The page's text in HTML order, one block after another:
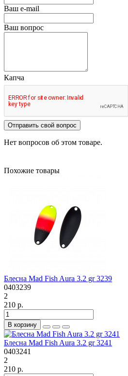
Ваш e-mail
Ваш вопрос
Капча
Отправить свой вопрос
Нет вопросов об этом товаре.
Похожие товары
Блесна Mad Fish Aura 3.2 gr 3239
0403239
2
210 р.
В корзину
Блесна Mad Fish Aura 3.2 gr 3241
0403241
2
210 р.